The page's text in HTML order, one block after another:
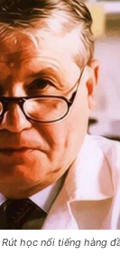
học nổi tiếng hàng